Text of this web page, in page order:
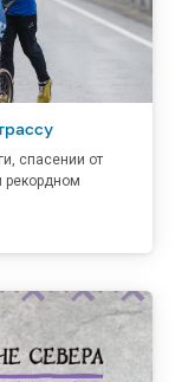
спасении от
рекордном